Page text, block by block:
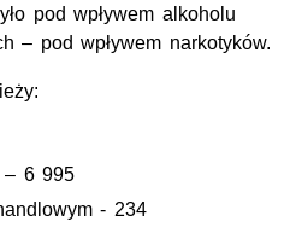
pod wpływem alkoholu
– pod wpływem narkotyków.
– 6 995
- 234